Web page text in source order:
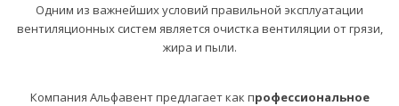
Одним из важнейших условий правильной эксплуатации
вентиляционных систем является очистка вентиляции от грязи,
жира и пыли.
Компания Альфавент предлагает как профессиональное